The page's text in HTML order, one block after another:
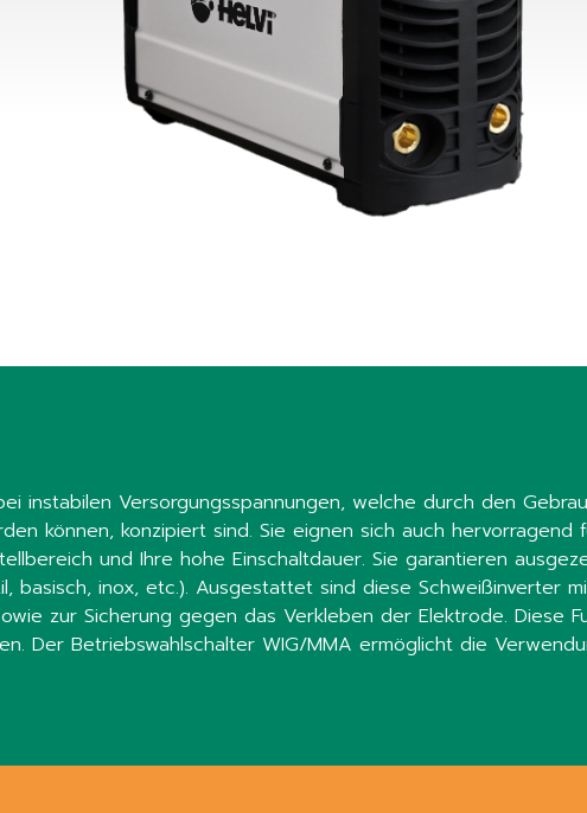
instabilen Versorgungsspannungen, welche durch den
können, konzipiert sind. Sie eignen sich auch
und Ihre hohe Einschaltdauer. Sie garantieren
basisch, inox, etc.). Ausgestattet sind diese Schweißinverter
zur Sicherung gegen das Verkleben der Elektrode. Diese
Der Betriebswahlschalter WIG/MMA ermöglicht die